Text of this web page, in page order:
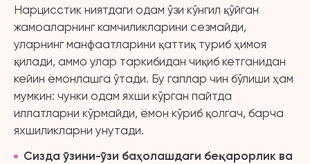
Нарцисстик ниятдаги одам ўзи кўнгил қўйган
жамоаларнинг камчиликларини сезмайди,
уларнинг манфаатларини қаттиқ туриб ҳимоя
қилади, аммо улар таркибидан чиқиб кетганидан
кейин ёмонлашга ўтади. Бу гаплар чин бўлиши ҳам
мумкин: чунки одам яхши кўрган пайтда
иллатларни кўрмайди, ёмон кўриб қолгач, барча
яхшиликларни унутади.
Сизда ўзини-ўзи баҳолашдаги беқарорлик ва